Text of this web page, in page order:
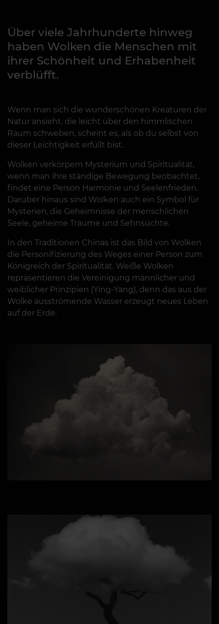
Über viele Jahrhunderte hinweg
haben Wolken die Menschen mit
ihrer Schönheit und Erhabenheit
verblüfft.
Wenn man sich die wunderschönen Kreaturen der
Natur ansieht, die leicht über den himmlischen
Raum schweben, scheint es, als ob du selbst von
dieser Leichtigkeit erfüllt bist.
Wolken verkörpern Mysterium und Spiritualität,
wenn man ihre ständige Bewegung beobachtet,
findet eine Person Harmonie und Seelenfrieden.
Darüber hinaus sind Wolken auch ein Symbol für
Mysterien, die Geheimnisse der menschlichen
Seele, geheime Träume und Sehnsüchte.
In den Traditionen Chinas ist das Bild von Wolken
die Personifizierung des Weges einer Person zum
Königreich der Spiritualität. Weiße Wolken
repräsentieren die Vereinigung männlicher und
weiblicher Prinzipien (Ying-Yang), denn das aus der
Wolke ausströmende Wasser erzeugt neues Leben
auf der Erde.